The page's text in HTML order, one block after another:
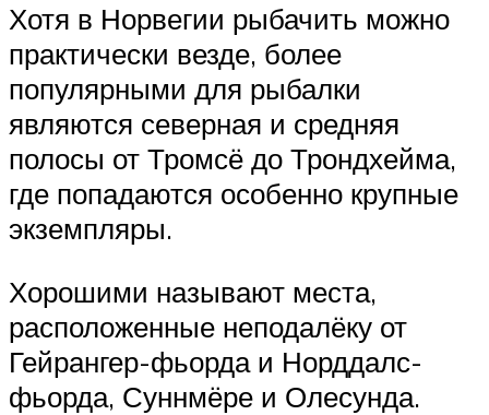
Хотя в Норвегии рыбачить можно
практически везде, более
популярными для рыбалки
являются северная и средняя
полосы от Тромсё до Трондхейма,
где попадаются особенно крупные
экземпляры.
Хорошими называют места,
расположенные неподалёку от
Гейрангер-фьорда и Норддалс-
фьорда, Суннмёре и Олесунда.